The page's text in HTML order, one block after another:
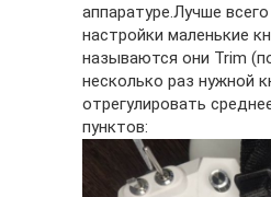
аппаратуре.Лучше
настройки маленькие
называются они Trim
несколько раз нужной
отрегулировать
пунктов: